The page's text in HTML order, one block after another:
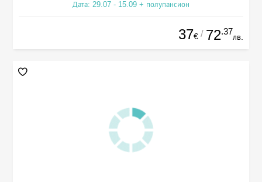
Дата: 29.07 - 15.09 + полупансион
37€ / 72.37
лв.